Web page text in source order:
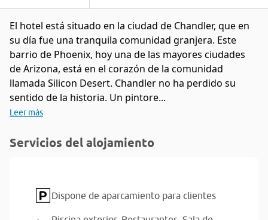
El hotel está situado en la ciudad de Chandler, que en
su día fue una tranquila comunidad granjera. Este
barrio de Phoenix, hoy una de las mayores ciudades
de Arizona, está en el corazón de la comunidad
llamada Silicon Desert. Chandler no ha perdido su
sentido de la historia. Un pintore...
Leer más
Servicios del alojamiento
Dispone de aparcamiento para clientes